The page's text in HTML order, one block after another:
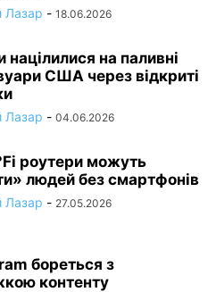
Лазар - 18.06.2026
націлилися на паливні
США через відкриті
Лазар - 04.06.2026
роутери можуть
людей без смартфонів
Лазар - 27.05.2026
бореться з
контенту